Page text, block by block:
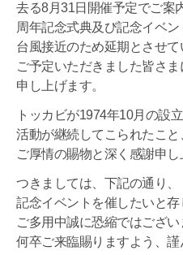
去る8月31日開催予定でご案
周年記念式典及び記念イベン
台風接近のため延期とさせて
ご予定いただきました皆さ
申し上げます。
トッカビが1974年10月の設
活動が継続してこられたこと
ご厚情の賜物と深く感謝申し
つきましては、下記の通り、
記念イベントを催したいと存
ご多用中誠に恐縮ではござい
何卒ご来臨賜りますよう、謹